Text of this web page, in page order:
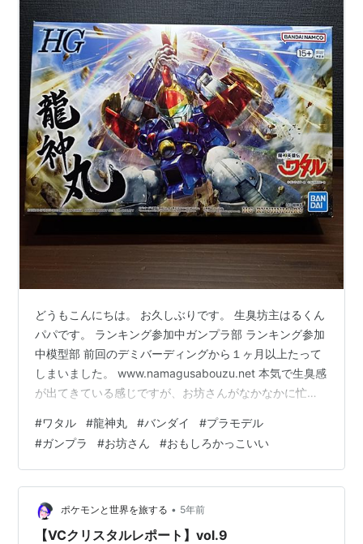
どうもこんにちは。 お久しぶりです。 生臭坊主はるくん
パパです。 ランキング参加中ガンプラ部 ランキング参加
中模型部 前回のデミバーディングから１ヶ月以上たって
しまいました。 www.namagusabouzu.net 本気で生臭感
が出てきている感じですが、お坊さんがなかなかに忙し
なもんですよね。 ということで今回は８月には組みあが
っていたこちらになります。 「りゅうじんまるぅぅぅぅ
ぅぅぅぅぅ」 「オオおおおおぉぉぉ！！」 でお馴染み
魔神英雄伝ワタル HG 龍神丸 まさかのバンダイからキッ
ト化の龍神丸になります。 懐かしいですよね 龍神丸 っ…
#ワタル #龍神丸 #バンダイ #プラモデル
#ガンプラ #お坊さん #おもしろかっこいい
ポケモンと世界を旅する • 5年前
【VCクリスタルレポート】vol.9